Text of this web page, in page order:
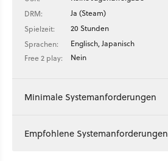
DRM:
Ja (Steam)
Spielzeit:
20 Stunden
Sprachen:
Englisch, Japanisch
Free 2 play:
Nein
Minimale Systemanforderungen
Empfohlene Systemanforderungen